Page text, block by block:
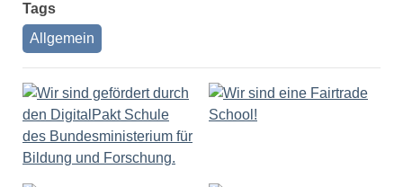
Tags
Allgemein